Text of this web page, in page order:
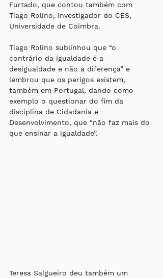
Furtado, que contou também com
Tiago Rolino, investigador do CES,
Universidade de Coimbra.
Tiago Rolino sublinhou que “o
contrário da igualdade é a
desigualdade e não a diferença” e
lembrou que os perigos existem,
também em Portugal, dando como
exemplo o questionar do fim da
disciplina de Cidadania e
Desenvolvimento, que “não faz mais do
que ensinar a igualdade”.
Teresa Salgueiro deu também um